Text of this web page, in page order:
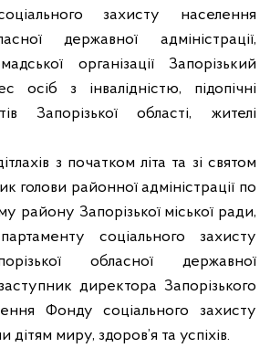
захисту населення
державної адміністрації,
організації Запорізький
осіб з інвалідністю, підопічні
Запорізької області, жителі
з початком літа та зі святом
голови районної адміністрації по
району Запорізької міської ради,
соціального захисту
обласної державної
директора Запорізького
Фонду соціального захисту
дітям миру, здоров’я та успіхів.